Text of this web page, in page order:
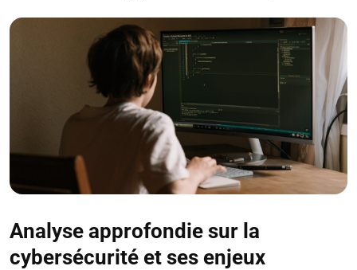
Analyse approfondie sur la
cybersécurité et ses enjeux